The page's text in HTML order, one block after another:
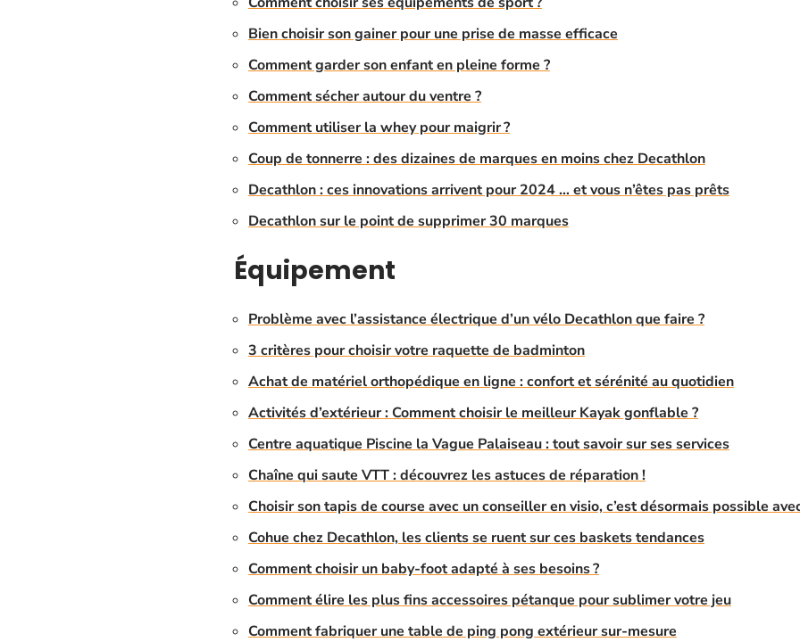
Bien choisir son gainer pour une prise de masse efficace
Comment garder son enfant en pleine forme ?
Comment sécher autour du ventre ?
Comment utiliser la whey pour maigrir ?
Coup de tonnerre : des dizaines de marques en moins chez Decathlon
Decathlon : ces innovations arrivent pour 2024 … et vous n’êtes pas prêts
Decathlon sur le point de supprimer 30 marques
Équipement
Problème avec l’assistance électrique d’un vélo Decathlon que faire ?
3 critères pour choisir votre raquette de badminton
Achat de matériel orthopédique en ligne : confort et sérénité au quotidien
Activités d’extérieur : Comment choisir le meilleur Kayak gonflable ?
Centre aquatique Piscine la Vague Palaiseau : tout savoir sur ses services
Chaîne qui saute VTT : découvrez les astuces de réparation !
Choisir son tapis de course avec un conseiller en visio, c’est désormais possible
Cohue chez Decathlon, les clients se ruent sur ces baskets tendances
Comment choisir un baby-foot adapté à ses besoins ?
Comment élire les plus fins accessoires pétanque pour sublimer votre jeu
Comment fabriquer une table de ping pong extérieur sur-mesure